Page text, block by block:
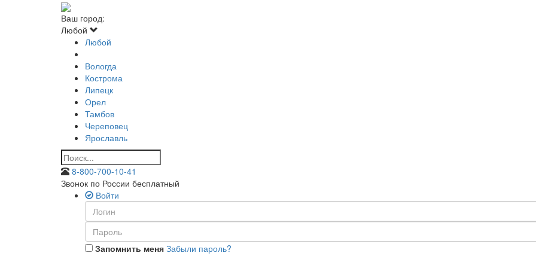
Ваш город:
Любой
Любой
Вологда
Кострома
Липецк
Орел
Тамбов
Череповец
Ярославль
8-800-700-10-41
Звонок по России бесплатный
Войти
Запомнить меня Забыли пароль?